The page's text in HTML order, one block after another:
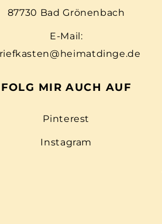
87730 Bad Grönenbach
E-Mail:
FOLG MIR AUCH AUF
Pinterest
Instagram